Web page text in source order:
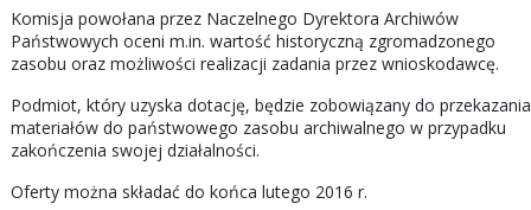
Komisja powołana przez Naczelnego Dyrektora Archiwów
Państwowych oceni m.in. wartość historyczną zgromadzonego
zasobu oraz możliwości realizacji zadania przez wnioskodawcę.
Podmiot, który uzyska dotację, będzie zobowiązany do przekazania
materiałów do państwowego zasobu archiwalnego w przypadku
zakończenia swojej działalności.
Oferty można składać do końca lutego 2016 r.